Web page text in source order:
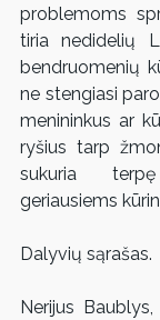
problemoms
tiria nedidelių
bendruomenių
ne stengiasi
menininkus ar
ryšius tarp
sukuria
geriausiems
Dalyvių sąrašas.
Nerijus